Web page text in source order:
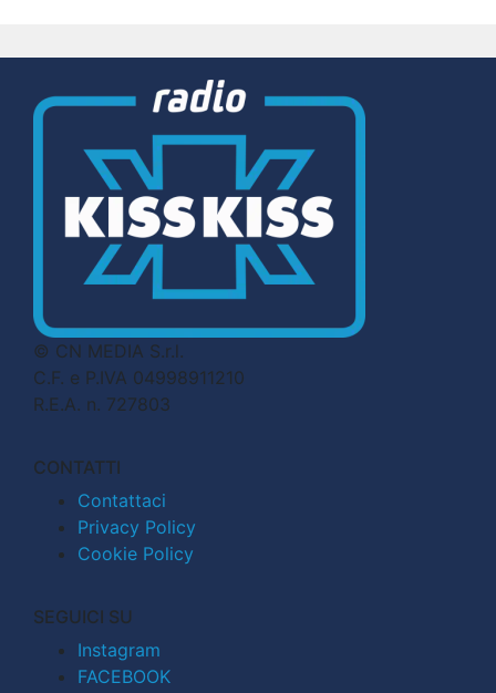
© CN MEDIA S.r.l.
C.F. e P.IVA 04998911210
R.E.A. n. 727803
CONTATTI
Contattaci
Privacy Policy
Cookie Policy
SEGUICI SU
Instagram
FACEBOOK